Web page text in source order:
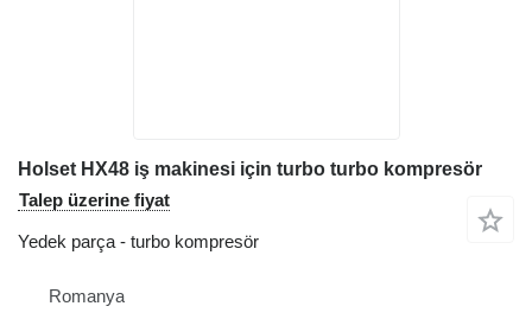
Holset HX48 iş makinesi için turbo turbo kompresör
Talep üzerine fiyat
Yedek parça - turbo kompresör
Romanya